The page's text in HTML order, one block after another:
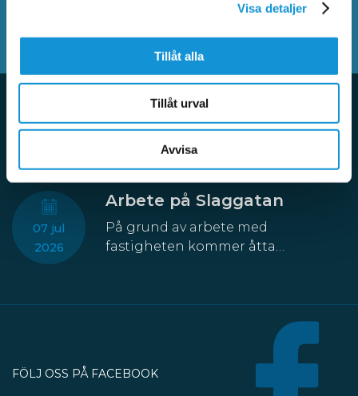
Visa detaljer
Tillåt alla
Tillåt urval
Avvisa
Aktuellt
07 jul
2026
Arbete på Slaggatan
På grund av arbete med
fastigheten kommer åtta
nordöstra sidan av Slaggatan
enligt kartbilden här ovan får
fordon inte stannas eller parkeras
under perioden 13 juli till 30
oktober.
FÖLJ OSS PÅ FACEBOOK